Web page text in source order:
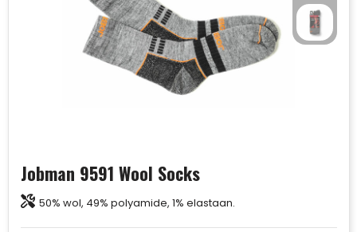
Jobman 9591 Wool Socks
50% wol, 49% polyamide, 1% elastaan.